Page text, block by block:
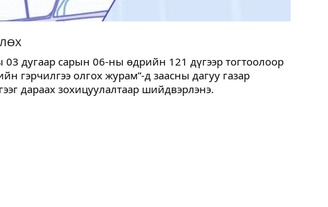
дугаар сарын 06-ны өдрийн 121 дүгээр тогтоолоор
гэрчилгээ олгох журам”-д заасны дагуу газар
дараах зохицуулалтаар шийдвэрлэнэ.